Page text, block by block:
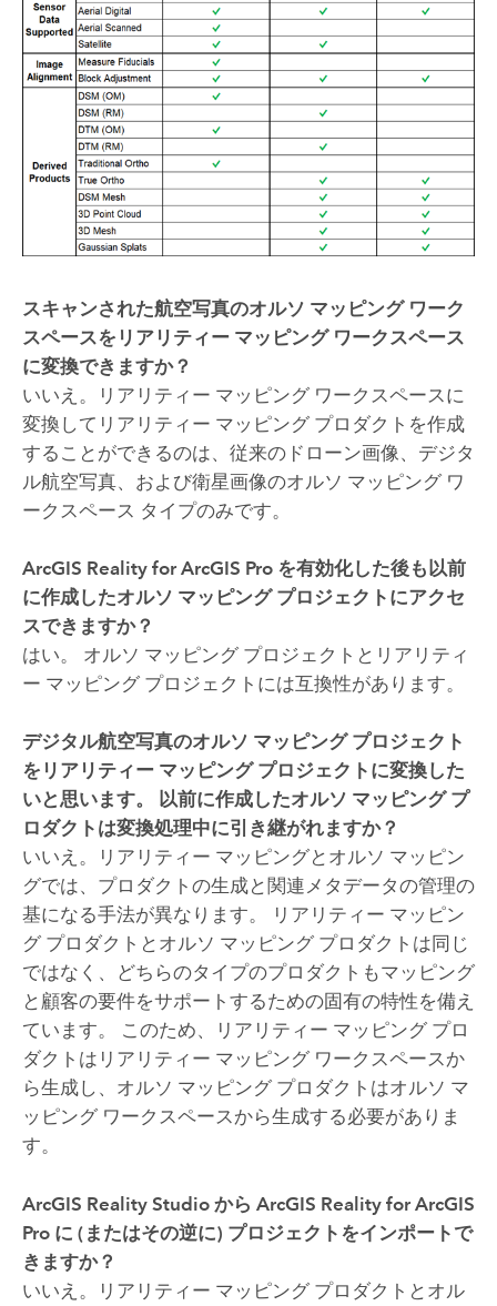
スキャンされた航空写真のオルソ マッピング ワーク
スペースをリアリティー マッピング ワークスペース
に変換できますか？
いいえ。リアリティー マッピング ワークスペースに
変換してリアリティー マッピング プロダクトを作成
することができるのは、従来のドローン画像、デジタ
ル航空写真、および衛星画像のオルソ マッピング ワ
ークスペース タイプのみです。
ArcGIS Reality for ArcGIS Proを有効化した後も以前
に作成したオルソ マッピング プロジェクトにアクセ
スできますか？
はい。 オルソ マッピング プロジェクトとリアリティ
ー マッピング プロジェクトには互換性があります。
デジタル航空写真のオルソ マッピング プロジェクト
をリアリティー マッピング プロジェクトに変換した
いと思います。 以前に作成したオルソ マッピング プ
ロダクトは変換処理中に引き継がれますか？
いいえ。リアリティー マッピングとオルソ マッピン
グでは、プロダクトの生成と関連メタデータの管理の
基になる手法が異なります。 リアリティー マッピン
グ プロダクトとオルソ マッピング プロダクトは同じ
ではなく、どちらのタイプのプロダクトもマッピング
と顧客の要件をサポートするための固有の特性を備え
ています。 このため、リアリティー マッピング プロ
ダクトはリアリティー マッピング ワークスペースか
ら生成し、オルソ マッピング プロダクトはオルソ マ
ッピング ワークスペースから生成する必要がありま
す。
ArcGIS Reality Studioから ArcGIS Reality for ArcGIS
Proに (またはその逆に) プロジェクトをインポートで
きますか？
いいえ。リアリティー マッピング プロダクトとオル